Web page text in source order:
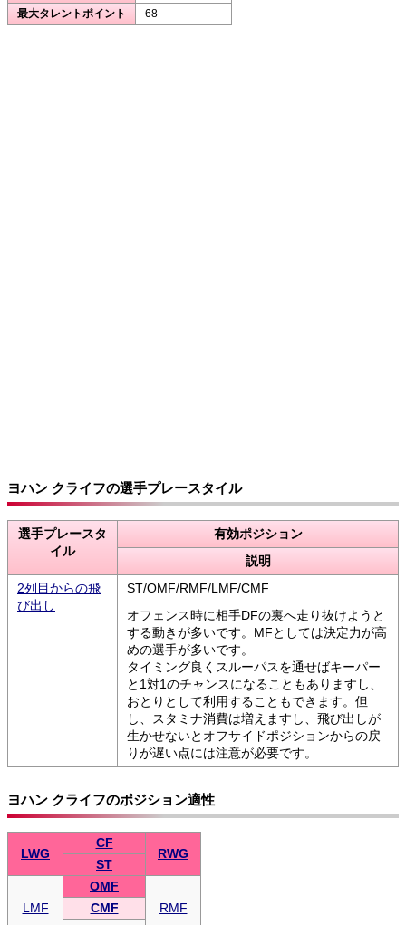
最大タレントポイント
68
ヨハン クライフの選手プレースタイル
選手プレースタ
イル
有効ポジション
説明
2列目からの飛
び出し
ST/OMF/RMF/LMF/CMF
オフェンス時に相手DFの裏へ走り抜けようと
する動きが多いです。MFとしては決定力が高
めの選手が多いです。
タイミング良くスルーパスを通せばキーパー
と1対1のチャンスになることもありますし、
おとりとして利用することもできます。但
し、スタミナ消費は増えますし、飛び出しが
生かせないとオフサイドポジションからの戻
りが遅い点には注意が必要です。
ヨハン クライフのポジション適性
LWG
CF
RWG
ST
LMF
OMF
RMF
CMF